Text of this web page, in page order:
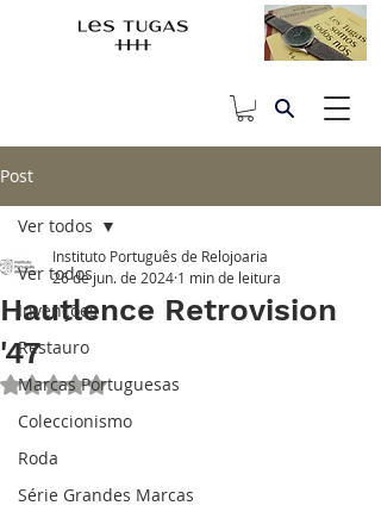
Post
Ver todos
Invenções
Restauro
Marcas Portuguesas
Coleccionismo
Roda
Série Grandes Marcas
Ver todos
Hautlence Retrovision
'47
Instituto Português de Relojoaria
26 de jun. de 2024 1 min de leitura
Avaliado com NaN de 5 estrelas.